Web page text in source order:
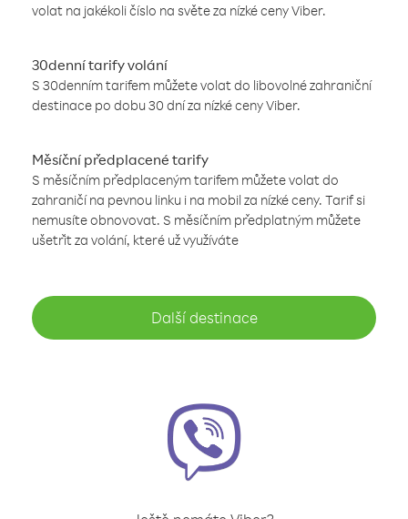
volat na jakékoli číslo na světe za nízké ceny Viber.
30denní tarify volání
S 30denním tarifem můžete volat do libovolné zahraniční
destinace po dobu 30 dní za nízké ceny Viber.
Měsíční předplacené tarify
S měsíčním předplaceným tarifem můžete volat do
zahraničí na pevnou linku i na mobil za nízké ceny. Tarif si
nemusíte obnovovat. S měsíčním předplatným můžete
ušetřit za volání, které už využíváte
Další destinace